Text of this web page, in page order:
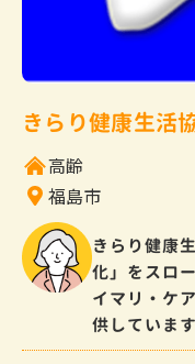
きらり健康生活
高齢
福島市
きらり健康
化」をスロ
イマリ・ケ
供しています